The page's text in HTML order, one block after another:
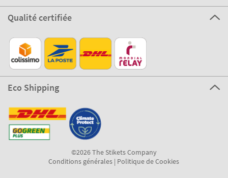
Qualité certifiée
Eco Shipping
©2026 The Stikets Company
Conditions générales | Politique de Cookies